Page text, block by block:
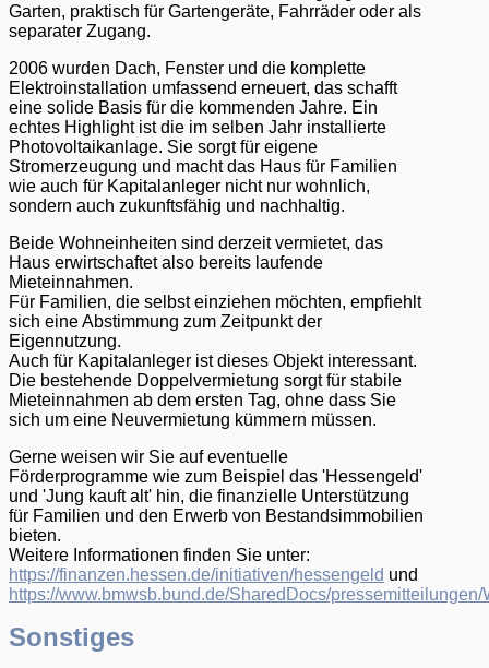
Garten, praktisch für Gartengeräte, Fahrräder oder als
separater Zugang.
2006 wurden Dach, Fenster und die komplette
Elektroinstallation umfassend erneuert, das schafft
eine solide Basis für die kommenden Jahre. Ein
echtes Highlight ist die im selben Jahr installierte
Photovoltaikanlage. Sie sorgt für eigene
Stromerzeugung und macht das Haus für Familien
wie auch für Kapitalanleger nicht nur wohnlich,
sondern auch zukunftsfähig und nachhaltig.
Beide Wohneinheiten sind derzeit vermietet, das
Haus erwirtschaftet also bereits laufende
Mieteinnahmen.
Für Familien, die selbst einziehen möchten, empfiehlt
sich eine Abstimmung zum Zeitpunkt der
Eigennutzung.
Auch für Kapitalanleger ist dieses Objekt interessant.
Die bestehende Doppelvermietung sorgt für stabile
Mieteinnahmen ab dem ersten Tag, ohne dass Sie
sich um eine Neuvermietung kümmern müssen.
Gerne weisen wir Sie auf eventuelle
Förderprogramme wie zum Beispiel das 'Hessengeld'
und 'Jung kauft alt' hin, die finanzielle Unterstützung
für Familien und den Erwerb von Bestandsimmobilien
bieten.
Weitere Informationen finden Sie unter:
https://finanzen.hessen.de/initiativen/hessengeld und
https://www.bmwsb.bund.de/SharedDocs/
Sonstiges